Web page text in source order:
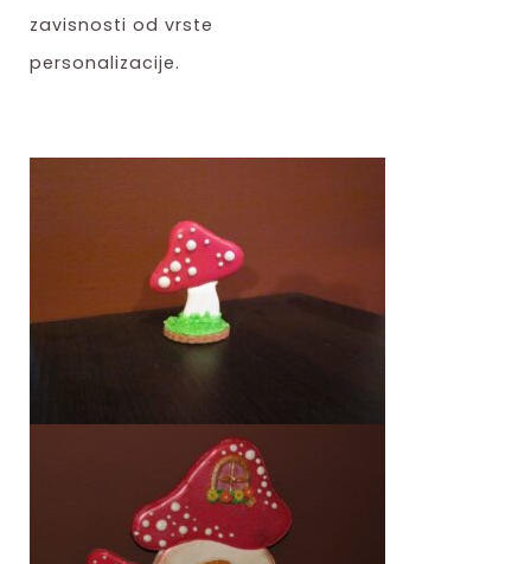
zavisnosti od vrste
personalizacije.